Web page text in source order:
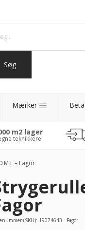
Mærker
m2 lager
teknikkere
M E – Fagor
(SKU): 19074643 - Fagor